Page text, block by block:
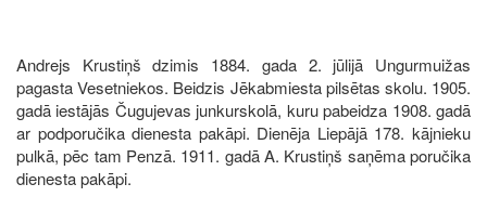
Andrejs Krustiņš dzimis 1884. gada 2. jūlijā Ungurmuižas
pagasta Vesetniekos. Beidzis Jēkabmiesta pilsētas skolu. 1905.
gadā iestājās Čugujevas junkurskolā, kuru pabeidza 1908. gadā
ar podporučika dienesta pakāpi. Dienēja Liepājā 178. kājnieku
pulkā, pēc tam Penzā. 1911. gadā A. Krustiņš saņēma poručika
dienesta pakāpi.